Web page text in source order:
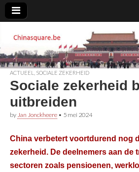
ACTUEEL SOCIALE ZEKERHEID
Sociale zekerheid
uitbreiden
by Jan Jonckheere • 5 mei 2024
China verbetert voortdurend nog
zekerheid. De deelnemers aan de
sectoren zoals pensioenen,